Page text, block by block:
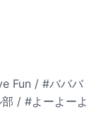
Fun / #バババ
/ #よーよーよ